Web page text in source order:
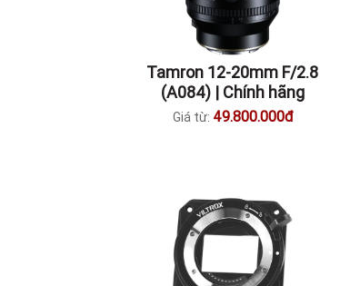
Tamron 12-20mm F/2.8
(A084) | Chính hãng
Giá từ: 49.800.000đ